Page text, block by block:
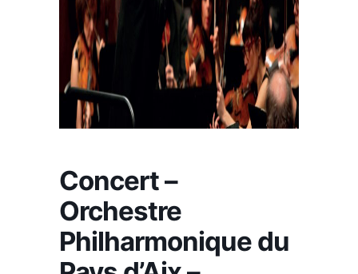
Concert –
Orchestre
Philharmonique du